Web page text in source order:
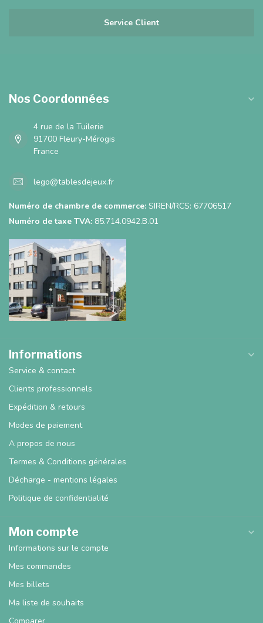
Service Client
Nos Coordonnées
4 rue de la Tuilerie
91700 Fleury-Mérogis
France
lego@tablesdejeux.fr
Numéro de chambre de commerce: SIREN/RCS: 67706517
Numéro de taxe TVA: 85.714.0942.B.01
Informations
Service & contact
Clients professionnels
Expédition & retours
Modes de paiement
A propos de nous
Termes & Conditions générales
Décharge - mentions légales
Politique de confidentialité
Mon compte
Informations sur le compte
Mes commandes
Mes billets
Ma liste de souhaits